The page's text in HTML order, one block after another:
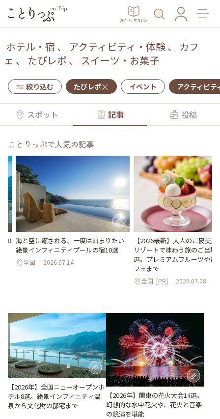
ガイド・マガジン
ホテル・宿 、 アクティビティ・体験、 カフ
ェ 、 たびレポ 、 スイーツ・お菓子
絞り込む たびレポ イベント アクティビテ
スポット 記事 投稿
ことりっぷで人気の記事
8 海と空に癒される、一度は泊まりたい
絶景インフィニティプールの宿10選
全国 2026.07.14
【2026最新】大人のご褒美
リゾートで味わう旅のご当地
選。プレミアムフルーツや進
フェまで
全国 [PR] 2026.07.08
【2026年】全国ニューオープンホ
テル8選。絶景インフィニティ温
泉から文化財の邸宅まで
【2026年】関東の花火大会14選。
幻想的な水中花火や、花火と音楽
の競演を堪能